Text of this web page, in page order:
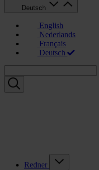
Deutsch
English
Nederlands
Français
Deutsch
Redner